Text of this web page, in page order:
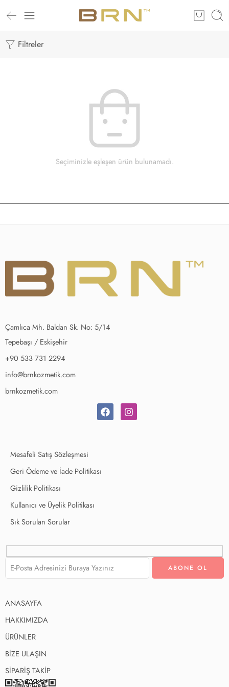
Filtreler
Seçiminizle eşleşen ürün bulunamadı.
Çamlıca Mh. Baldan Sk. No: 5/14
Tepebaşı / Eskişehir
+90 533 731 2294
info@brnkozmetik.com
brnkozmetik.com
Mesafeli Satış Sözleşmesi
Geri Ödeme ve İade Politikası
Gizlilik Politikası
Kullanıcı ve Üyelik Politikası
Sık Sorulan Sorular
ANASAYFA
HAKKIMIZDA
ÜRÜNLER
BİZE ULAŞIN
SİPARİŞ TAKİP